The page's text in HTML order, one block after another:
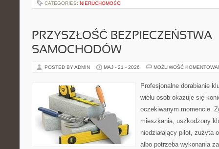
CATEGORIES: NIERUCHOMOŚCI
PRZYSZŁOŚĆ BEZPIECZEŃSTWA
SAMOCHODÓW
POSTED BY ADMIN MAJ - 21 - 2026 MOŻLIWOŚĆ
Profesjonalne dorabianie
wielu osób okazuje się
oczekiwanym momencie.
mieszkania, uszkodzony
niedziałający pilot, zużyta
albo potrzeba wykonania